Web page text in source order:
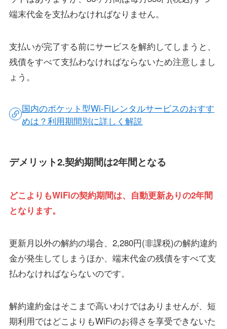
端末代金を支払わなければなりません。
支払いが完了する前にサービスを解約してしまうと、
残債をすべて支払わなければならないため注意しまし
ょう。
国内のポケット型Wi-Fiレンタルサービスのおすす
めは？利用期間別に詳しく解説
デメリット2.契約期間は2年間となる
どこよりもWiFiの契約期間は、自動更新ありの2年間
となります。
更新月以外の解約の場合、2,280円(非課税)の解約違約
金が発生してしまうほか、端末代金の残債をすべて支
払わなければならないのです。
解約違約金はそこまで高いわけではありませんが、短
期利用ではどこよりもWiFiのお得さを享受できないた